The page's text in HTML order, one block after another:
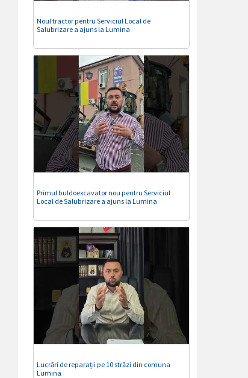
Noul tractor pentru Serviciul Local de
Salubrizare a ajuns la Lumina
Primul buldoexcavator nou pentru Serviciul
Local de Salubrizare a ajuns la Lumina
Lucrări de reparații pe 10 străzi din comuna
Lumina